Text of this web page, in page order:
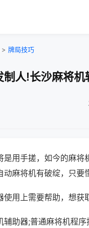
> 牌局技巧
制人!长沙麻将
是用手搓，如今的麻
动麻将机有破绽，只要
使用上需要帮助，想获
辅助器;普通麻将机程